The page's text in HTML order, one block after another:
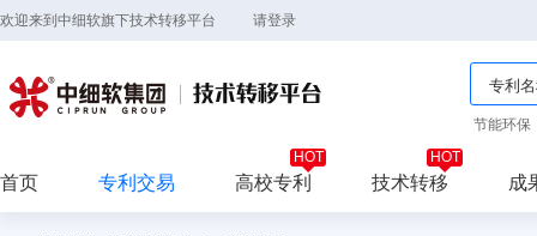
欢迎来到中细软旗下技术转移平台 请登录
节能环保
首页 专利交易 高校专利 技术转移 成